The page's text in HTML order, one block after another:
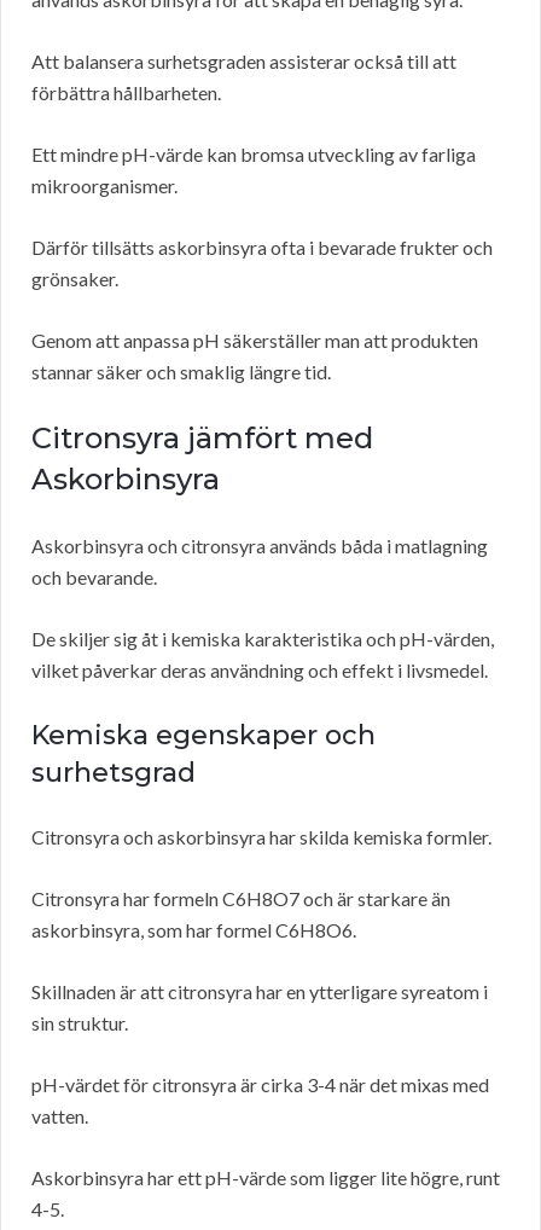
Att balansera surhetsgraden assisterar också till att
förbättra hållbarheten.
Ett mindre pH-värde kan bromsa utveckling av farliga
mikroorganismer.
Därför tillsätts askorbinsyra ofta i bevarade frukter och
grönsaker.
Genom att anpassa pH säkerställer man att produkten
stannar säker och smaklig längre tid.
Citronsyra jämfört med
Askorbinsyra
Askorbinsyra och citronsyra används båda i matlagning
och bevarande.
De skiljer sig åt i kemiska karakteristika och pH-värden,
vilket påverkar deras användning och effekt i livsmedel.
Kemiska egenskaper och
surhetsgrad
Citronsyra och askorbinsyra har skilda kemiska formler.
Citronsyra har formeln C6H8O7 och är starkare än
askorbinsyra, som har formel C6H8O6.
Skillnaden är att citronsyra har en ytterligare syreatom i
sin struktur.
pH-värdet för citronsyra är cirka 3-4 när det mixas med
vatten.
Askorbinsyra har ett pH-värde som ligger lite högre, runt
4-5.